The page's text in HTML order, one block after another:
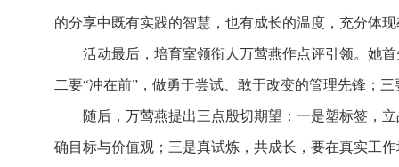
的分享中既有实践的智慧，也有成长的温度，充分体
活动最后，培育室领衔人万莺燕作点评引领。她
二要“冲在前”，做勇于尝试、敢于改变的管理先锋；
随后，万莺燕提出三点殷切期望：一是塑标签，
确目标与价值观；三是真试炼，共成长，要在真实工